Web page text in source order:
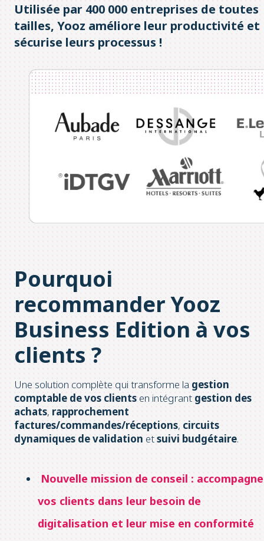
Utilisée par 400 000 entreprises de toutes
tailles, Yooz améliore leur productivité et
sécurise leurs processus !
Pourquoi
recommander Yooz
Business Edition à vos
clients ?
Une solution complète qui transforme la gestion
comptable de vos clients en intégrant gestion des
achats, rapprochement
factures/commandes/réceptions, circuits
dynamiques de validation etsuivi budgétaire.
Nouvelle mission de conseil :
vos clients dans leur besoin de
digitalisation et leur mise en conformité